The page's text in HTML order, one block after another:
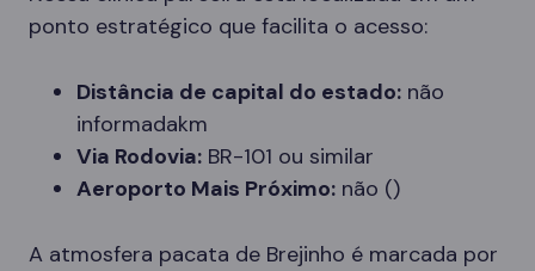
ponto estratégico que facilita o acesso:
Distância de capital do estado: não
informadakm
Via Rodovia: BR-101 ou similar
Aeroporto Mais Próximo: não ()
A atmosfera pacata de Brejinho é marcada por